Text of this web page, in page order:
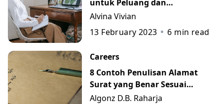
untuk Peluang dan
Perkembangan Karier
Alvina Vivian
13 February 2023
6 min read
Careers
8 Contoh Penulisan Alamat
Surat yang Benar Sesuai
Kaidah
Algonz D.B. Raharja